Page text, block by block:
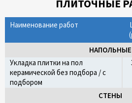
ПЛИТОЧНЫЕ
Наименование работ
НАПОЛЬНЫЕ
Укладка плитки на пол
керамической без подбора / с
подбором
СТЕНЫ